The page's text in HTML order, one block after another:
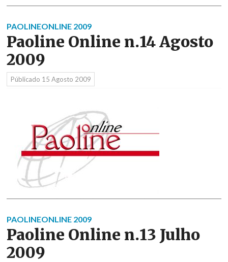
PAOLINEONLINE 2009
Paoline Online n.14 Agosto
2009
Públicado 15 Agosto 2009
PAOLINEONLINE 2009
Paoline Online n.13 Julho
2009